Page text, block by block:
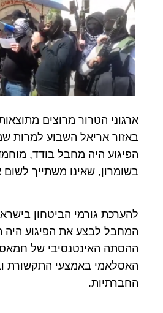
ארגוני הטרור מרוצים
באזור אריאל השבוע למרות
הפיגוע היה מחבל בודד,
בשומרון, שאינו משתייך לשום
להערכת גורמי הביטחון
המחבל לבצע את הפיגוע
ההסתה האינטנסיבי של חמאס
האסלאמי באמצעי התקשורת
החברתיות.